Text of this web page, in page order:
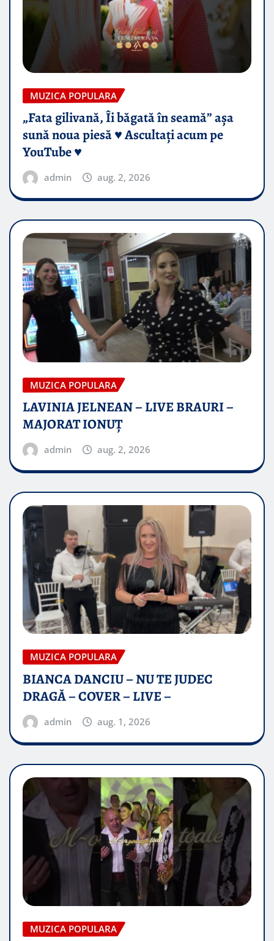
MUZICA POPULARA
„Fata gilivană, Îi băgată în seamă” așa
sună noua piesă ♥️ Ascultați acum pe
YouTube ♥️
admin aug. 2, 2026
MUZICA POPULARA
LAVINIA JELNEAN – LIVE BRAURI –
MAJORAT IONUŢ
admin aug. 2, 2026
MUZICA POPULARA
BIANCA DANCIU – NU TE JUDEC
DRAGĂ – COVER – LIVE –
admin aug. 1, 2026
MUZICA POPULARA